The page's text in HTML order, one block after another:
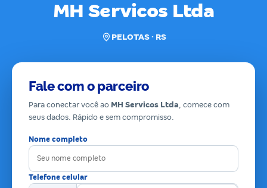
MH Servicos Ltda
PELOTAS · RS
Fale com o parceiro
Para conectar você ao MH Servicos Ltda, comece com
seus dados. Rápido e sem compromisso.
Nome completo
Telefone celular